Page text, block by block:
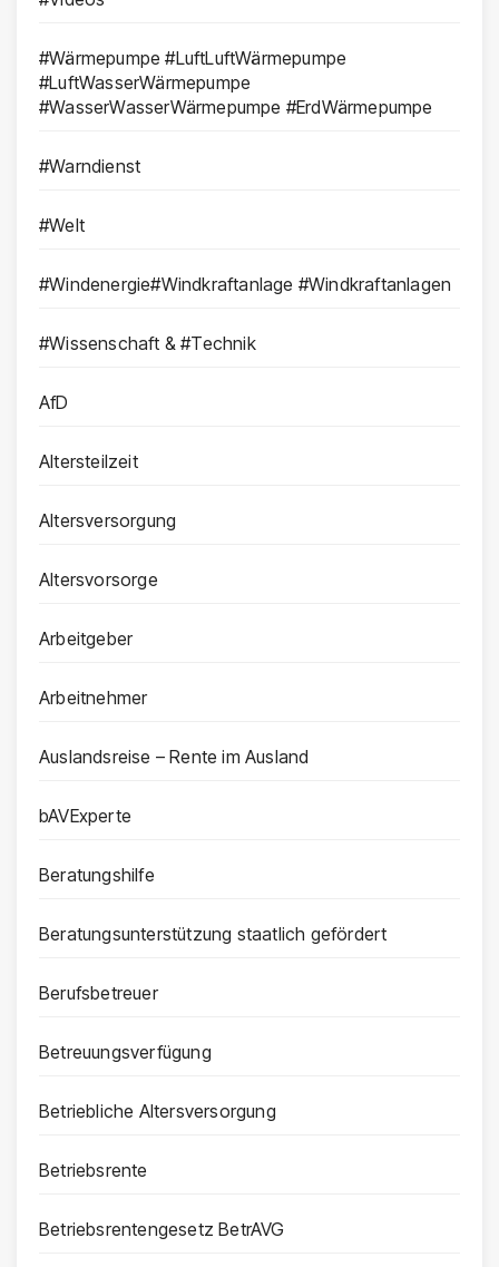
#Wärmepumpe #LuftLuftWärmepumpe
#LuftWasserWärmepumpe
#WasserWasserWärmepumpe #ErdWärmepumpe
#Warndienst
#Welt
#Windenergie#Windkraftanlage #Windkraftanlagen
#Wissenschaft & #Technik
AfD
Altersteilzeit
Altersversorgung
Altersvorsorge
Arbeitgeber
Arbeitnehmer
Auslandsreise – Rente im Ausland
bAVExperte
Beratungshilfe
Beratungsunterstützung staatlich gefördert
Berufsbetreuer
Betreuungsverfügung
Betriebliche Altersversorgung
Betriebsrente
Betriebsrentengesetz BetrAVG